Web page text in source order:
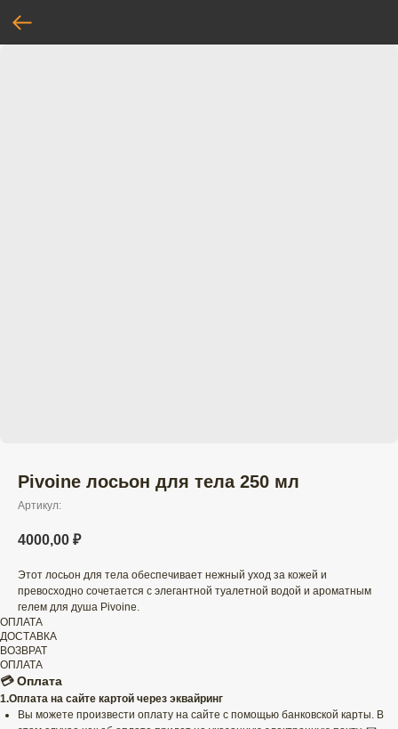
Pivoine лосьон для тела 250 мл
Артикул:
4000,00 ₽
Этот лосьон для тела обеспечивает нежный уход за кожей и
превосходно сочетается с элегантной туалетной водой и ароматным
гелем для душа Pivoine.
ОПЛАТА
ДОСТАВКА
ВОЗВРАТ
ОПЛАТА
💳 Оплата
1.Оплата на сайте картой через эквайринг
Вы можете произвести оплату на сайте с помощью банковской карты. В